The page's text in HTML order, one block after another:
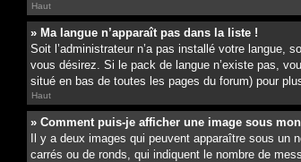
Haut
» Ma langue n’apparaît pas dans la liste !
Soit l’administrateur n’a pas installé votre langue,
vous désirez. Si le pack de langue n’existe pas,
situé en bas de toutes les pages du forum) pour
Haut
» Comment puis-je afficher une image sous
Il y a deux images qui peuvent apparaître sous un
carrés ou de ronds, qui indiquent le nombre de